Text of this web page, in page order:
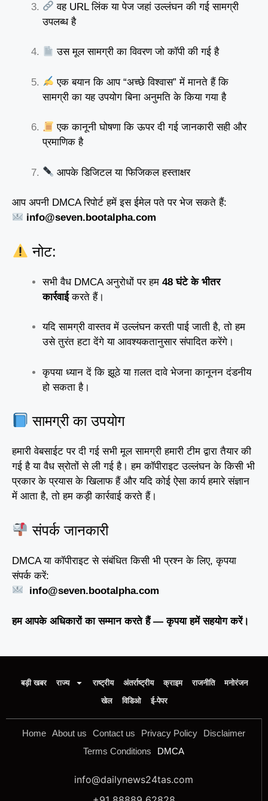
वह URL लिंक या पेज जहां उल्लंघन की गई सामग्री
उपलब्ध है
उस मूल सामग्री का विवरण जो कॉपी की गई है
एक बयान कि आप “अच्छे विश्वास” में मानते हैं कि
सामग्री का यह उपयोग बिना अनुमति के किया गया है
एक कानूनी घोषणा कि ऊपर दी गई जानकारी सही और
प्रमाणिक है
आपके डिजिटल या फिजिकल हस्ताक्षर
आप अपनी DMCA रिपोर्ट हमें इस ईमेल पते पर भेज सकते हैं:
info@seven.bootalpha.com
नोट:
सभी वैध DMCA अनुरोधों पर हम 48 घंटे के भीतर
कार्रवाईकरते हैं।
यदि सामग्री वास्तव में उल्लंघन करती पाई जाती है, तो हम
उसे तुरंत हटा देंगे या आवश्यकतानुसार संपादित करेंगे।
कृपया ध्यान दें कि झूठे या ग़लत दावे भेजना कानूनन दंडनीय
हो सकता है।
सामग्री का उपयोग
हमारी वेबसाईट पर दी गई सभी मूल सामग्री हमारी टीम द्वारा तैयार की
गई है या वैध स्रोतों से ली गई है। हम कॉपीराइट उल्लंघन के किसी भी
प्रकार के प्रयास के खिलाफ हैं और यदि कोई ऐसा कार्य हमारे संज्ञान
में आता है, तो हम कड़ी कार्रवाई करते हैं।
संपर्क जानकारी
DMCA या कॉपीराइट से संबंधित किसी भी प्रश्न के लिए, कृपया
संपर्क करें:
info@seven.bootalpha.com
हम आपके अधिकारों का सम्मान करते हैं — कृपया हमें सहयोग करें।
बड़ी खबर राज्य राष्ट्रीय अंतर्राष्ट्रीय क्राइम राजनीति
मनोरंजन
खेल
विडिओ ई-पेपर
Home About us Contact us Privacy Policy
Disclaimer
Terms Conditions
DMCA
info@dailynews24tas.com